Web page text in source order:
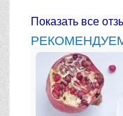
Показать все